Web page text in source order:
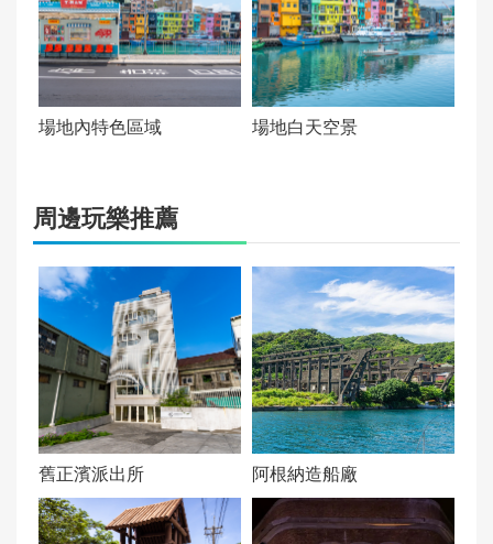
諮詢站資訊(Information Spot)
營運狀態：
正常營運(Open)
入場費用：
免費用
建議停留時間(分鐘)：
90
文化資產級別：
非屬文化資產
備註資訊：
無
場地內特色區域 場地白天空景
周邊玩樂推薦
舊正濱派出所 阿根納造船廠